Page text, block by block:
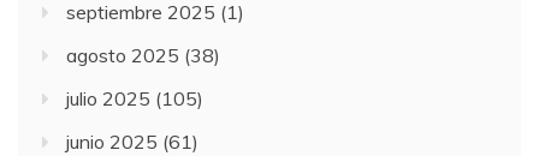
septiembre 2025 (1)
agosto 2025 (38)
julio 2025 (105)
junio 2025 (61)